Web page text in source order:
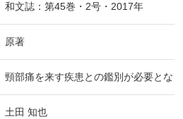
和文誌：第45巻・2号・2017年
原著
頸部痛を来す疾患との鑑別が必要とな
土田 知也